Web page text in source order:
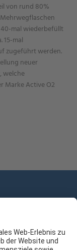
von rund 80%
mal wiederbefüllt
15-mal
zugeführt werden.
neuer
welche
Marke Active O2